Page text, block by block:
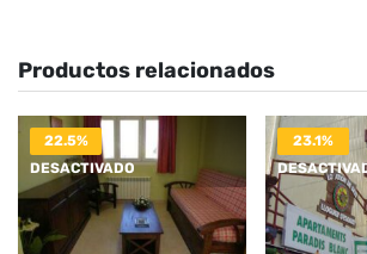
Productos relacionados
22.5%
DESACTIVADO
23.1%